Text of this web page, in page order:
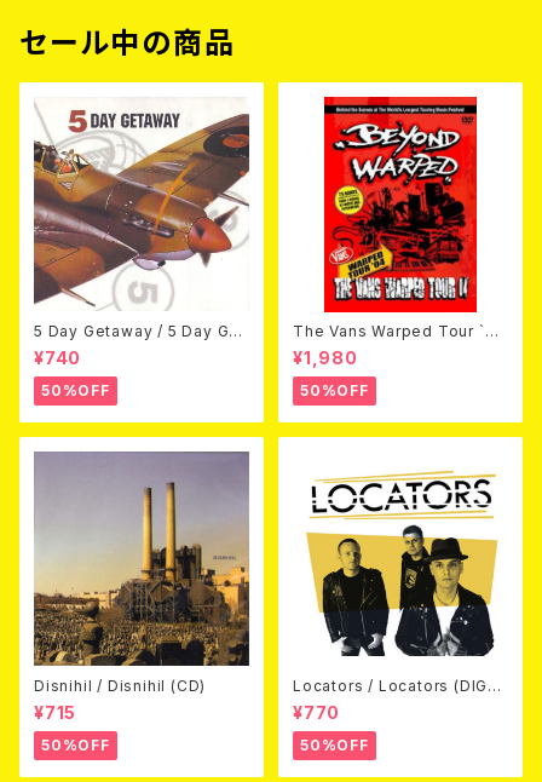
セール中の商品
5 Day Getaway / 5 Day Get
away (CDEP)
¥740
50%OFF
The Vans Warped Tour `04
Beyond Warped (国内盤DV
D)
¥1,980
50%OFF
Disnihil / Disnihil (CD)
¥715
50%OFF
Locators / Locators (DIGPA
CK CD)
¥770
50%OFF